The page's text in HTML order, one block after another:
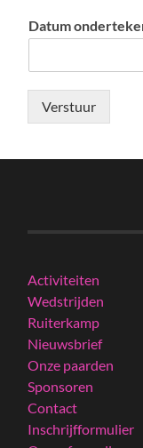
Datum
Verstuur
Activiteiten
Wedstrijden
Ruiterkamp
Nieuwsbrief
Onze paarden
Sponsoren
Contact
Inschrijfformulier